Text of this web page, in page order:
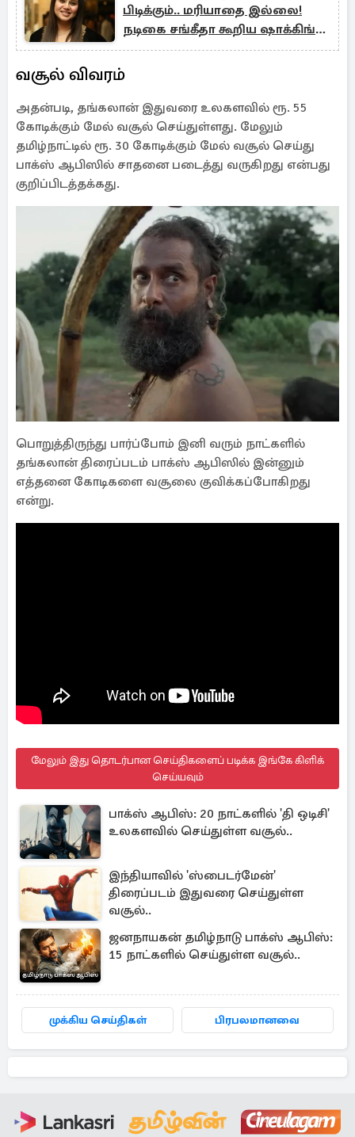
பிடிக்கும்.. மரியாதை இல்லை!
நடிகை சங்கீதா கூறிய ஷாக்கிங்
தகவல்
வசூல் விவரம்
அதன்படி, தங்கலான் இதுவரை உலகளவில் ரூ. 55
கோடிக்கும் மேல் வசூல் செய்துள்ளது. மேலும்
தமிழ்நாட்டில் ரூ. 30 கோடிக்கும் மேல் வசூல் செய்து
பாக்ஸ் ஆபிஸில் சாதனை படைத்து வருகிறது என்பது
குறிப்பிடத்தக்கது.
பொறுத்திருந்து பார்ப்போம் இனி வரும் நாட்களில்
தங்கலான் திரைப்படம் பாக்ஸ் ஆபிஸில் இன்னும்
எத்தனை கோடிகளை வசூலை குவிக்கப்போகிறது
என்று.
மேலும் இது தொடர்பான செய்திகளைப் படிக்க இங்கே கிளிக்
செய்யவும்
பாக்ஸ் ஆபிஸ்: 20 நாட்களில் 'தி ஒடிசி'
உலகளவில் செய்துள்ள வசூல்..
இந்தியாவில் 'ஸ்பைடர்மேன்'
திரைப்படம் இதுவரை செய்துள்ள
வசூல்..
ஜனநாயகன் தமிழ்நாடு பாக்ஸ் ஆபிஸ்:
15 நாட்களில் செய்துள்ள வசூல்..
முக்கிய செய்திகள் பிரபலமானவை